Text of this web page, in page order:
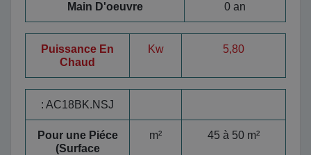
Main D'oeuvre 0 an
Puissance En
Chaud
Kw 5,80
: AC18BK.NSJ
Pour une Piéce
(Surface
m² 45 à 50 m²